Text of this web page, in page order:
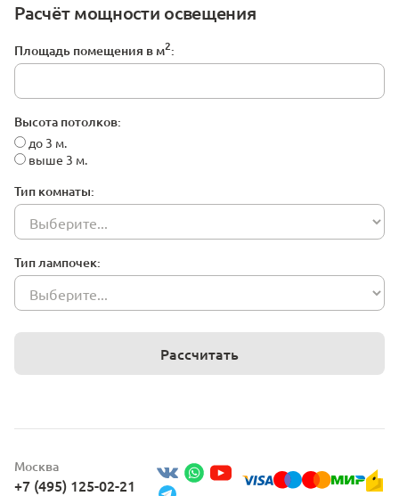
Расчёт мощности освещения
Площадь помещения в м2:
Высота потолков:
до 3 м.
выше 3 м.
Тип комнаты:
Тип лампочек:
Рассчитать
Москва
+7 (495) 125-02-21